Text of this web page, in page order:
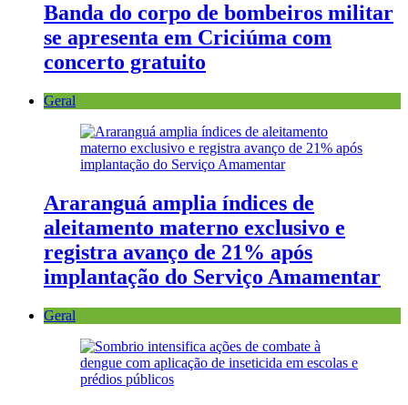
Banda do corpo de bombeiros militar
se apresenta em Criciúma com
concerto gratuito
Geral
Araranguá amplia índices de
aleitamento materno exclusivo e
registra avanço de 21% após
implantação do Serviço Amamentar
Geral